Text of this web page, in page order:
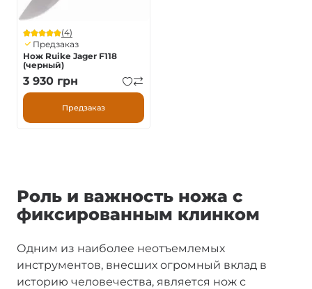
(4)
Предзаказ
Нож Ruike Jager F118
(черный)
3 930 грн
Предзаказ
Роль и важность ножа с
фиксированным клинком
Одним из наиболее неотъемлемых
инструментов, внесших огромный вклад в
историю человечества, является нож с